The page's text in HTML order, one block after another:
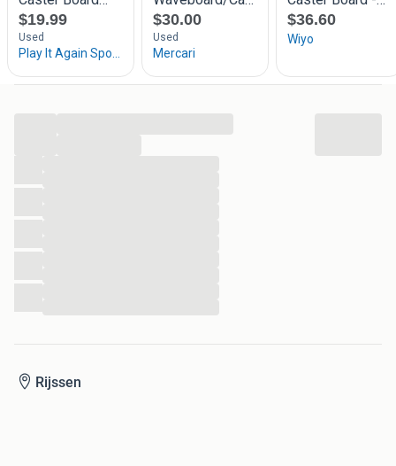
Rijssen